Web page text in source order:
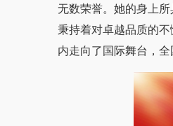
无数荣誉。她的身上
秉持着对卓越品质的
内走向了国际舞台，全